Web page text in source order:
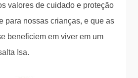
valores de cuidado e proteção
para nossas crianças, e que as
beneficiem em viver em um
Isa.